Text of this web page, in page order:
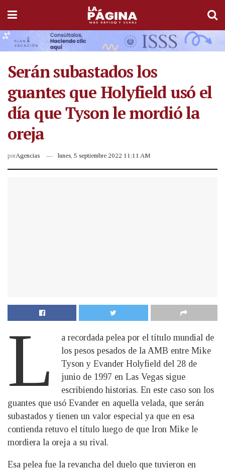
Serán subastados los
guantes que Holyfield usó el
día que Tyson le mordió la
oreja
porAgencias lunes, 5 septiembre 2022 11:11 AM
L
a recordada pelea por el título mundial de
los pesos pesados de la AMB entre Mike
Tyson y Evander Holyfield del 28 de
junio de 1997 en Las Vegas sigue
escribiendo historias. En este caso son los
guantes que usó Evander en aquella velada, que serán
subastados y tienen un valor especial ya que en esa
contienda retuvo el título luego de que Iron Mike le
mordiera la oreja a su rival.
Esa pelea fue la revancha del duelo que tuvieron en